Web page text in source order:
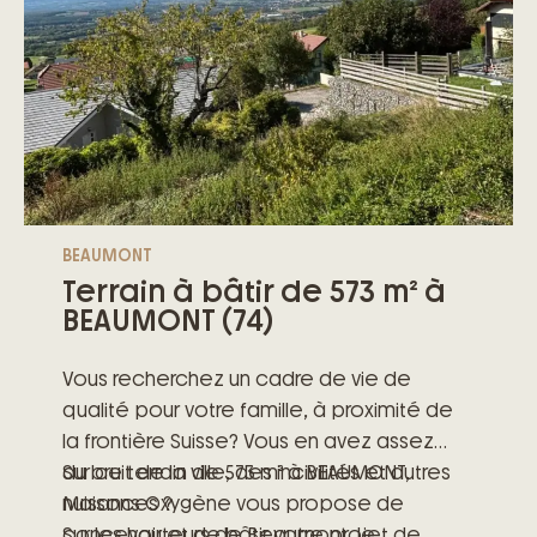
BEAUMONT
Terrain à bâtir de 573 m² à
BEAUMONT (74)
Vous recherchez un cadre de vie de
qualité pour votre famille, à proximité de
la frontière Suisse? Vous en avez assez
du bruit de la ville, des incivilités et autres
nuisances ?
Sur ce terrain de 573 m² à BEAUMONT,
Maisons Oxygène vous propose de